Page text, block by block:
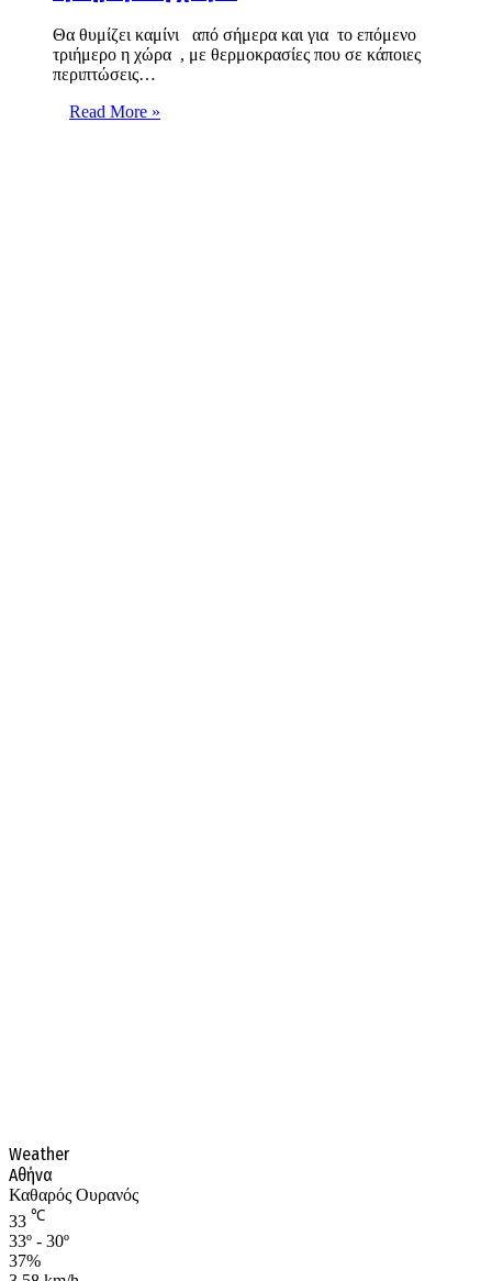
Θα θυμίζει καμίνι από σήμερα και για το επόμενο
τριήμερο η χώρα , με θερμοκρασίες που σε κάποιες
περιπτώσεις…
Read More »
Weather
Αθήνα
Καθαρός Ουρανός
33 ℃
33º - 30º
37%